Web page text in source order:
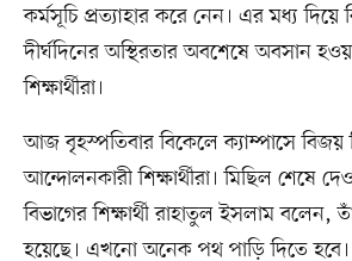
কর্মসূচি প্রত্যাহার করে নেন। এর মধ্য দিয়ে
দীর্ঘদিনের অস্থিরতার অবশেষে অবসান
শিক্ষার্থীরা।
আজ বৃহস্পতিবার বিকেলে ক্যাম্পাসে বিজয়
আন্দোলনকারী শিক্ষার্থীরা। মিছিল শেষে
বিভাগের শিক্ষার্থী রাহাতুল ইসলাম
হয়েছে। এখনো অনেক পথ পাড়ি দিতে